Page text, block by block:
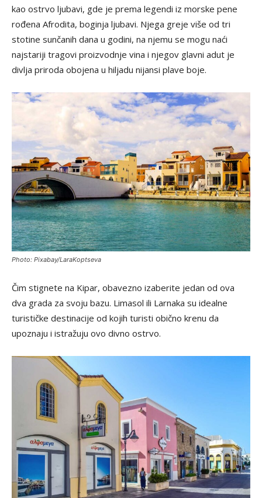
kao ostrvo ljubavi, gde je prema legendi iz morske pene
rođena Afrodita, boginja ljubavi. Njega greje više od tri
stotine sunčanih dana u godini, na njemu se mogu naći
najstariji tragovi proizvodnje vina i njegov glavni adut je
divlja priroda obojena u hiljadu nijansi plave boje.
Photo: Pixabay/LaraKoptseva
Čim stignete na Kipar, obavezno izaberite jedan od ova
dva grada za svoju bazu. Limasol ili Larnaka su idealne
turističke destinacije od kojih turisti obično krenu da
upoznaju i istražuju ovo divno ostrvo.